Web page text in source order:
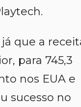
que a
para 745,3
nos EUA e
sucesso no